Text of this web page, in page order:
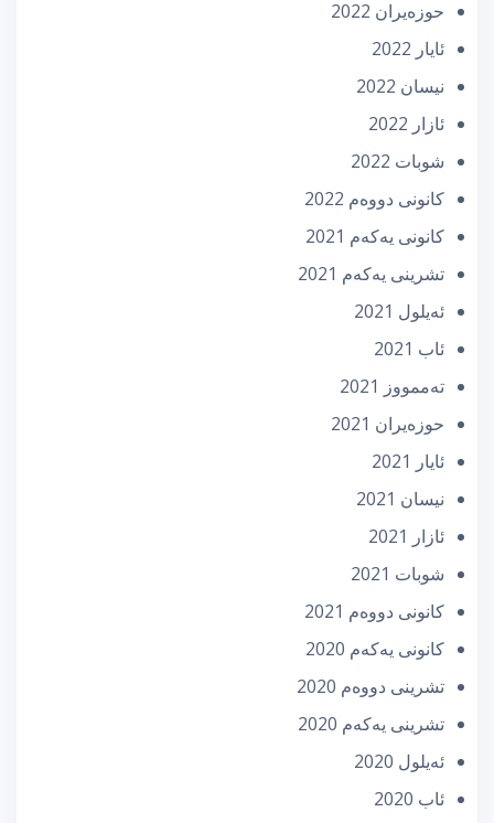
حوزه‌یران 2022
ئایار 2022
نیسان 2022
ئازار 2022
شوبات 2022
كانونی دووه‌م 2022
كانونی یه‌كه‌م 2021
تشرینی یه‌كه‌م 2021
ئه‌یلول 2021
ئاب 2021
تەممووز 2021
حوزه‌یران 2021
ئایار 2021
نیسان 2021
ئازار 2021
شوبات 2021
كانونی دووه‌م 2021
كانونی یه‌كه‌م 2020
تشرینی دووه‌م 2020
تشرینی یه‌كه‌م 2020
ئه‌یلول 2020
ئاب 2020